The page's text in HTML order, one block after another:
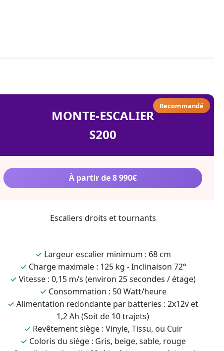
MONTE-ESCALIER
S200
Recommandé
À partir de 8 990€
Escaliers droits et tournants
✓ Largeur escalier minimum : 68 cm
✓ Charge maximale : 125 kg - Inclinaison 72°
✓ Vitesse : 0,15 m/s (environ 25 secondes / étage)
✓ Consommation : 50 Watt/heure
✓ Alimentation redondante par batteries : 2x12v et
1,2 Ah (Soit de 10 trajets)
✓ Revêtement siège : Vinyle, Tissu, ou Cuir
✓ Coloris du siège : Gris, beige, sable, rouge